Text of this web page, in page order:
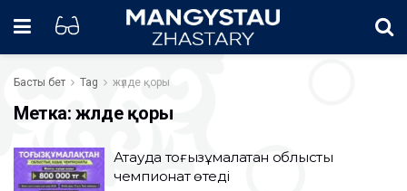
Басты бет Tag жүлде қоры
Метка:жүлде қоры
Ақтауда тоғызқұмалақтан облыстық
чемпионат өтеді